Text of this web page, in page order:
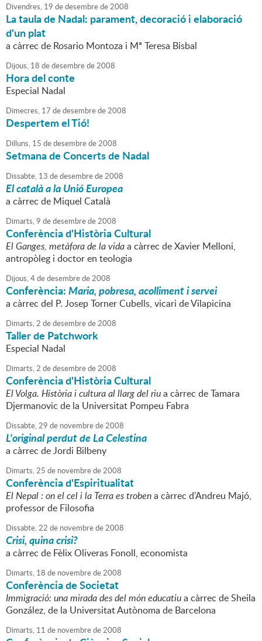
Divendres, 19 dedesembrede2008
La taula de Nadal: parament, decoració i elaboració
d'un plat
a càrrec de Rosario Montoza i Mª Teresa Bisbal
Dijous, 18 dedesembrede2008
Hora del conte
Especial Nadal
Dimecres, 17 dedesembrede2008
Despertem el Tió!
Dilluns, 15 dedesembrede2008
Setmana de Concerts de Nadal
Dissabte, 13 dedesembrede2008
El català a la Unió Europea
a càrrec de Miquel Català
Dimarts,9 dedesembrede2008
Conferència d'Història Cultural
El Ganges, metàfora de la vidaa càrrec de Xavier Melloni,
antropòleg i doctor en teologia
Dijous,4dedesembrede2008
Conferència:Maria, pobresa, acolliment i servei
a càrrec del P. Josep Torner Cubells, vicari de Vilapicina
Dimarts,2 dedesembrede2008
Taller de Patchwork
Especial Nadal
Dimarts,2 dedesembrede2008
Conferència d'Història Cultural
El Volga. Història i cultura al llarg del riua càrrec de Tamara
Djermanovic de la Universitat Pompeu Fabra
Dissabte,29 de novembrede2008
L'original perdut de La Celestina
a càrrec de Jordi Bilbeny
Dimarts,25 de novembrede2008
Conferència d'Espiritualitat
El Nepal : on el cel i la Terra es trobena càrrec d'Andreu Majó,
professor de Filosofia
Dissabte,22 de novembrede2008
Crisi, quina crisi?
a càrrec de Fèlix Oliveras Fonoll, economista
Dimarts, 18 de novembrede2008
Conferència de Societat
Immigració: una mirada des del món educatiua càrrec de Sheila
González, de la Universitat Autònoma de Barcelona
Dimarts, 11 de novembrede2008